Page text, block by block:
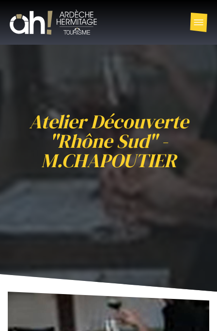
Atelier Découverte
"Rhône Sud" -
M.CHAPOUTIER